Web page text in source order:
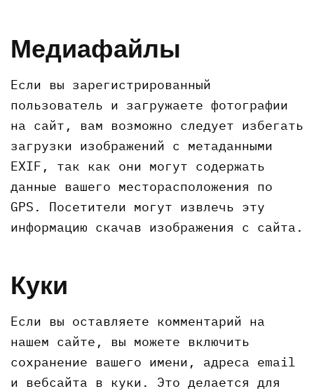
Медиафайлы
Если вы зарегистрированный
пользователь и загружаете фотографии
на сайт, вам возможно следует избегать
загрузки изображений с метаданными
EXIF, так как они могут содержать
данные вашего месторасположения по
GPS. Посетители могут извлечь эту
информацию скачав изображения с сайта.
Куки
Если вы оставляете комментарий на
нашем сайте, вы можете включить
сохранение вашего имени, адреса email
и вебсайта в куки. Это делается для